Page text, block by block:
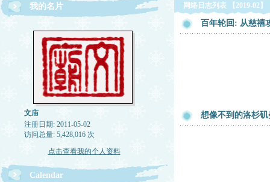
我的名片
文庙
注册日期: 2011-05-02
访问总量: 5,428,016 次
点击查看我的个人资料
Calendar
网络日志列表 【2019-02】
百年轮回: 从慈禧
想像不到的洛杉矶